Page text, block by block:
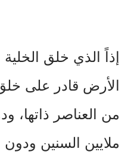
إذاً الذي خلق
الأرض قادر على خلق
من العناصر ذاتها،
ملايين السنين ودون